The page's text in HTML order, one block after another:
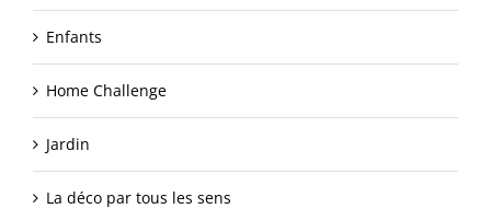
Enfants
Home Challenge
Jardin
La déco par tous les sens